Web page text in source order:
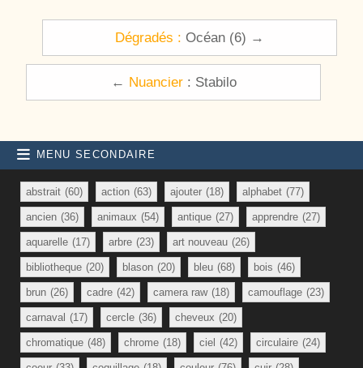
Navigation de l’article
Dégradés : Océan (6) →
← Nuancier: Stabilo
MENU SECONDAIRE
abstrait (60) action (63) ajouter (18) alphabet (77)
ancien (36) animaux (54) antique (27) apprendre (27)
aquarelle (17) arbre (23) art nouveau (26)
bibliotheque (20) blason (20) bleu (68) bois (46)
brun (26) cadre (42) camera raw (18) camouflage (23)
carnaval (17) cercle (36) cheveux (20)
chromatique (48) chrome (18) ciel (42) circulaire (24)